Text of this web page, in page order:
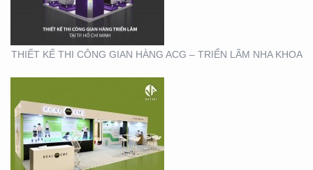
THIẾT KẾ THI CÔNG GIAN HÀNG ACG – TRIỂN LÃM NHA KHOA
THIẾT KẾ THI CÔNG
CHUỖI CỬA HÀNG
THỨC ĂN NHANH TORKI